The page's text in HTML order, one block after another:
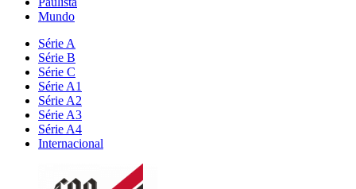
Mundo
Série A
Série B
Série C
Série A1
Série A2
Série A3
Série A4
Internacional